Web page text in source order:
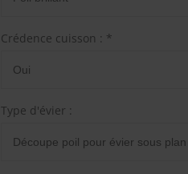
Crédence cuisson : *
Type d'évier :